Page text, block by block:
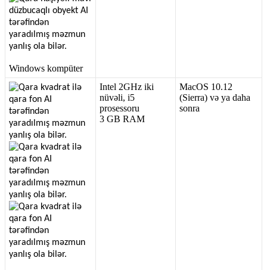
Windows kompüter
Intel 2GHz iki
nüvəli, i5
prosessoru
3 GB RAM
MacOS 10.12
(Sierra) və ya daha
sonra